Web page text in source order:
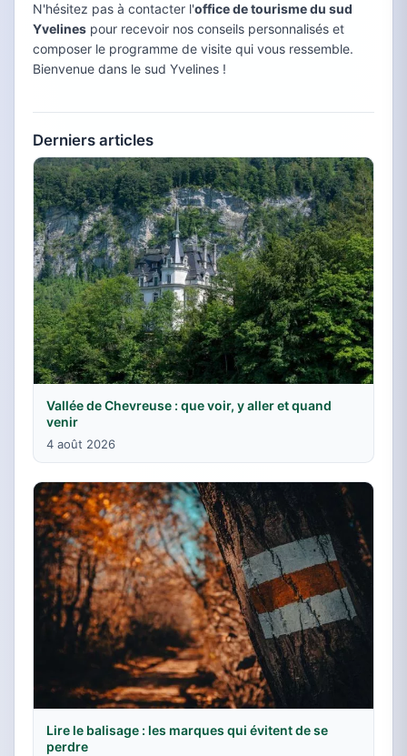
N'hésitez pas à contacter l'office de tourisme du sud
Yvelines pour recevoir nos conseils personnalisés et
composer le programme de visite qui vous ressemble.
Bienvenue dans le sud Yvelines !
Derniers articles
Vallée de Chevreuse : que voir, y aller et quand
venir
4 août 2026
Lire le balisage : les marques qui évitent de se
perdre